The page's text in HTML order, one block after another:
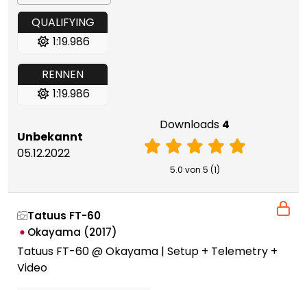
QUALIFYING
1:19.986
RENNEN
1:19.986
Unbekannt
05.12.2022
Downloads 4
5.0 von 5 (1)
Tatuus FT-60
Okayama (2017)
Tatuus FT-60 @ Okayama | Setup + Telemetry +
Video